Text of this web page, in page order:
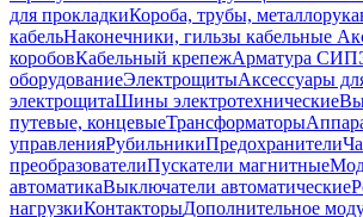
для прокладкиКороба, трубы,
кабельНаконечники, гильзы кабельные
коробовКабельный крепежАрматура СИП
оборудованиеЭлектрощитыАксессуары
электрощитаШины электротехнические
путевые, концевыеТрансформаторы
управленияРубильникиПредохранители
преобразователиПускатели магнитные
автоматикаВыключатели автоматические
нагрузкиКонтакторыДополнительное